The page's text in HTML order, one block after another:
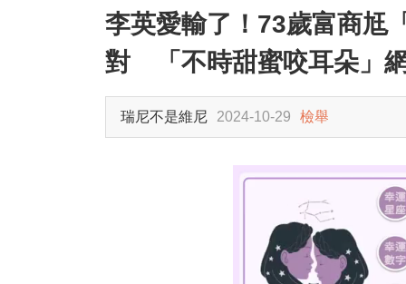
李英愛輸了！73歲富商尪
對 「不時甜蜜咬耳朵」
瑞尼不是維尼 2024-10-29 檢舉